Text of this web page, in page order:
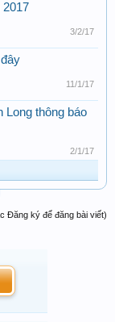
2017
3/2/17
11/1/17
Long thông báo
2/1/17
Đăng ký để đăng bài viết)